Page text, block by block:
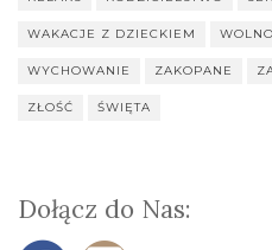
WAKACJE Z DZIECKIEM
WYCHOWANIE ZAKOPANE
ZŁOŚĆ ŚWIĘTA
Dołącz do Nas: